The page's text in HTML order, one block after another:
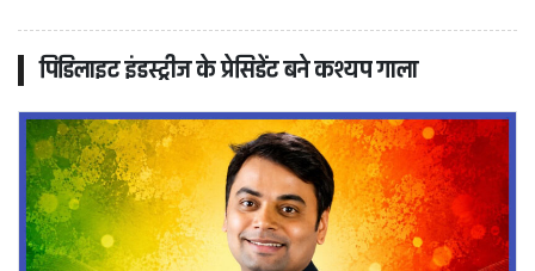
पिडिलाइट इंडस्ट्रीज के प्रेसिडेंट बने कश्यप गाला